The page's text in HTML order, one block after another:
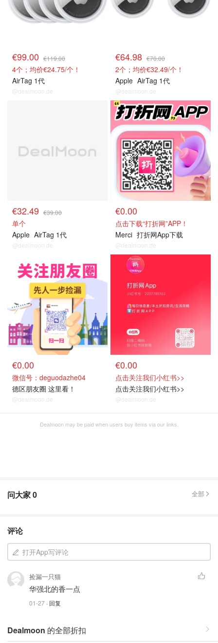
€99.00 €119.00
4个；均价€24.75/个！
AirTag 1代
@dealmoon.de
€64.98 €70.00
2个；均价€32.49/个！
Apple AirTag 1代
@dealmoon.de
€32.49 €39.00
单个
Apple AirTag 1代
@dealmoon.de
关注我们~
€0.00
点击下载“打折网”APP！
Merci 打折网App下载
@dealmoon.de
关注我们~
€0.00
微信号：deguodazhe04
德区朋友圈 这里看！
@dealmoon.de
关注我们~
€0.00
点击关注我们小红书>>
点击关注我们小红书>>
@dealmoon.de
Dealmoon may be paid when users buy items via our links.
问大家0 全部
评论
打开App写评论
捡漏一只猫
华强北的香一点
01-27 · 回复
Dealmoon 的全部折扣